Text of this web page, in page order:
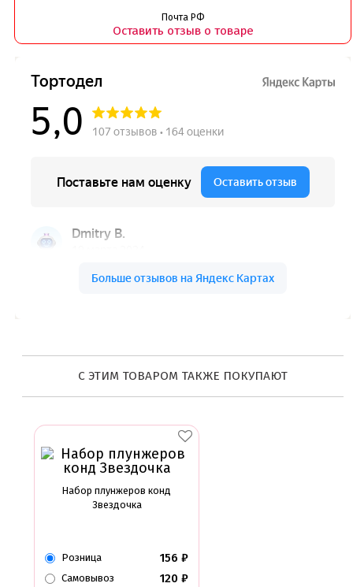
Почта РФ
Оставить отзыв о товаре
С ЭТИМ ТОВАРОМ ТАКЖЕ ПОКУПАЮТ
Набор плунжеров конд
Звездочка
Розница 156 ₽
Самовывоз 120 ₽